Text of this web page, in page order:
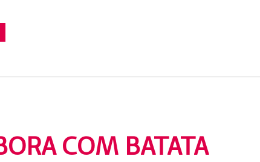
COM BATATA